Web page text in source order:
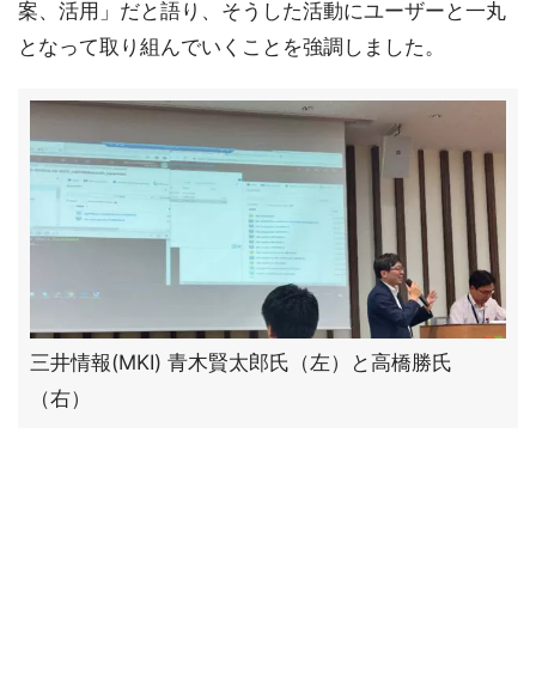
案、活用」だと語り、そうした活動にユーザーと一丸
となって取り組んでいくことを強調しました。
三井情報(MKI) 青木賢太郎氏（左）と高橋勝氏
（右）